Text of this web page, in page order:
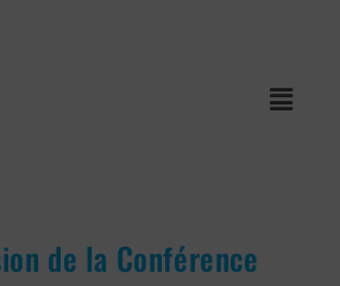
de la Conférence